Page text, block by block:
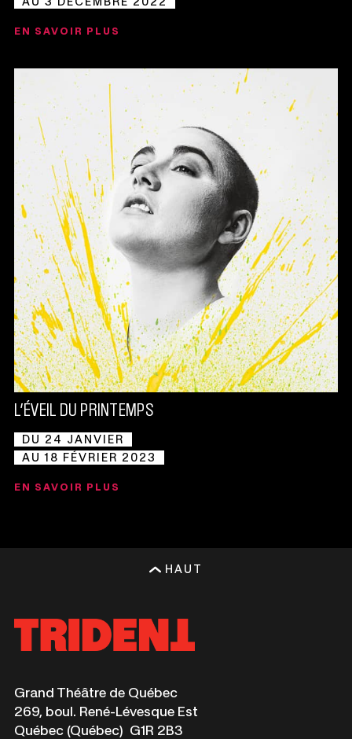
EN SAVOIR PLUS
L’ÉVEIL DU PRINTEMPS
DU 24 JANVIER
AU 18 FÉVRIER 2023
EN SAVOIR PLUS
HAUT
Grand Théâtre de QuébecCe
lien
s'ouvrira
269, boul. René-Lévesque Est
Québec (Québec) G1R 2B3